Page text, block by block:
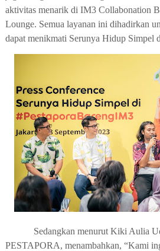
aktivitas menarik di IM3 Collabonation
Lounge. Semua layanan ini dihadirkan
dapat menikmati Serunya Hidup Simpel
Sedangkan menurut Kiki Aulia
PESTAPORA, menambahkan, “Kami